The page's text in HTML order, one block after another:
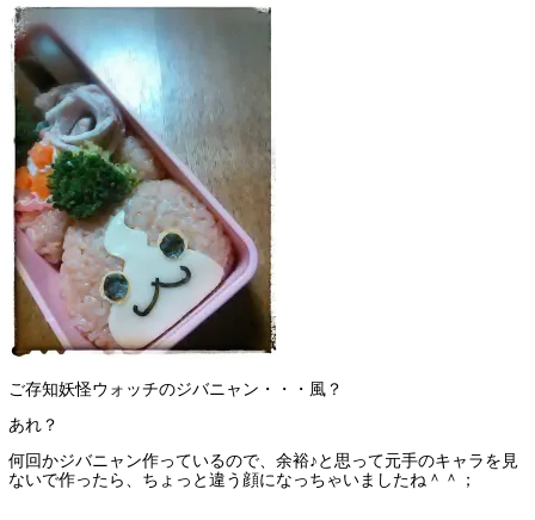
ご存知妖怪ウォッチのジバニャン・・・風？
あれ？
何回かジバニャン作っているので、余裕♪と思って元手のキャラを見
ないで作ったら、ちょっと違う顔になっちゃいましたね＾＾；